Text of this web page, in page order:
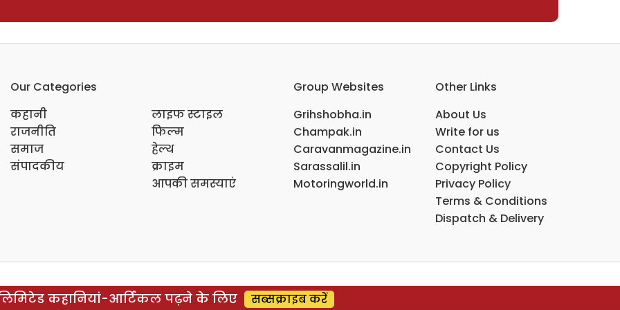
Our Categories
कहानी
राजनीति
समाज
संपादकीय
लाइफ स्टाइल
फिल्म
हेल्थ
क्राइम
आपकी समस्याएं
Group Websites
Grihshobha.in
Champak.in
Caravanmagazine.in
Sarassalil.in
Motoringworld.in
Other Links
About Us
Write for us
Contact Us
Copyright Policy
Privacy Policy
Terms & Conditions
Dispatch & Delivery
कहानियां-आर्टिकल पढ़ने के लिए सब्सक्राइब करें